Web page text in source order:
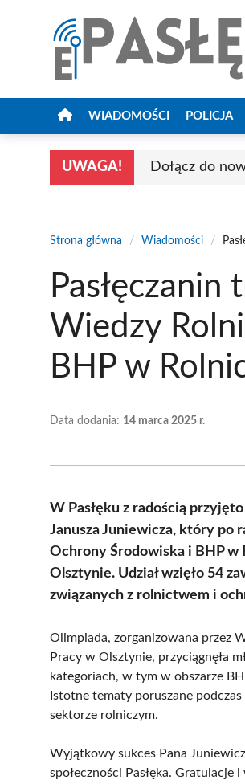
WIADOMOŚCI POLICJA
UWAGA! Dołącz do
Strona główna / Wiadomości /
Wiedzy
BHP w
Data dodania: 14 marca 2025 r.
W Pasłęku z radością
Janusza Juniewicza, który po
Ochrony Środowiska i BHP w
Olsztynie. Udział wzięło 54
związanych z rolnictwem i
Olimpiada, zorganizowana przez
Pracy w Olsztynie, przyciągnęła
kategoriach, w tym w obszarze
Istotne tematy poruszane
sektorze rolniczym.
Wyjątkowy sukces Pana
społeczności Pasłęka. Gratulacje